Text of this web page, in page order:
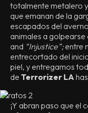
totalmente metalero
que emanan de la
escapados del
animales a
and “Injustice”;entre
entrecortado del
piel, y entregamos
de Terrorizer LA
¡Y abran paso que el